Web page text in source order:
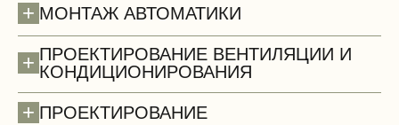
+ МОНТАЖ АВТОМАТИКИ
+ ПРОЕКТИРОВАНИЕ ВЕНТИЛЯЦИИ И
КОНДИЦИОНИРОВАНИЯ
+ ПРОЕКТИРОВАНИЕ